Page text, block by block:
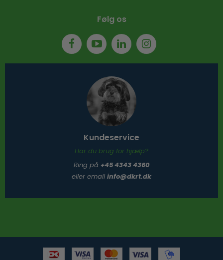
Følg os
Kundeservice
Har du brug for hjælp?
Ring på +45 4343 4360
eller email info@dkrt.dk